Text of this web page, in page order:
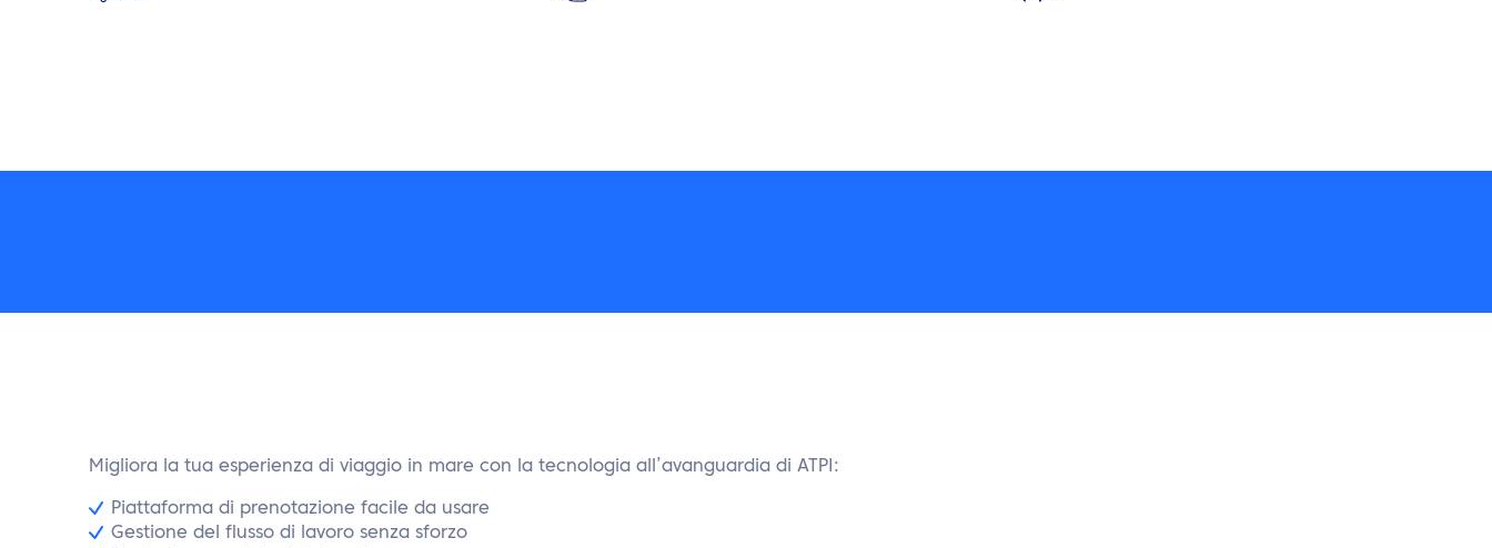
Migliora la tua esperienza di viaggio in mare con la tecnologia all’avanguardia di ATPI:
Piattaforma di prenotazione facile da usare
Gestione del flusso di lavoro senza sforzo